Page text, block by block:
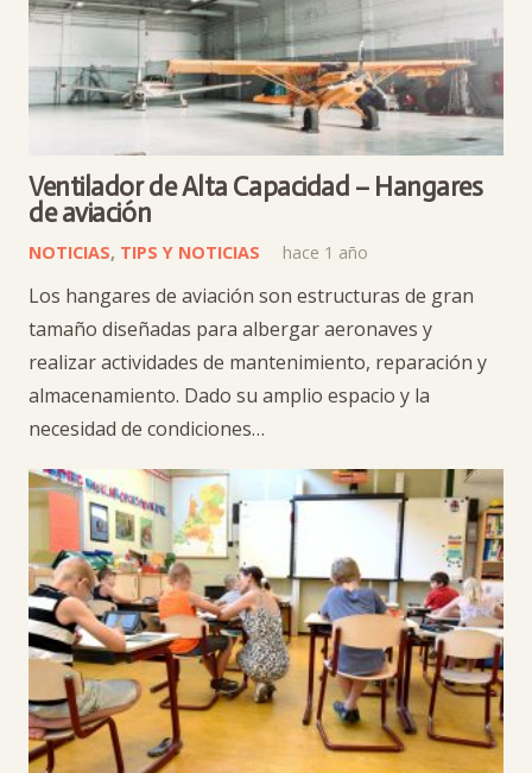
Ventilador de Alta Capacidad – Hangares
de aviación
NOTICIAS, TIPS Y NOTICIAS hace 1 año
Los hangares de aviación son estructuras de gran
tamaño diseñadas para albergar aeronaves y
realizar actividades de mantenimiento, reparación y
almacenamiento. Dado su amplio espacio y la
necesidad de condiciones…